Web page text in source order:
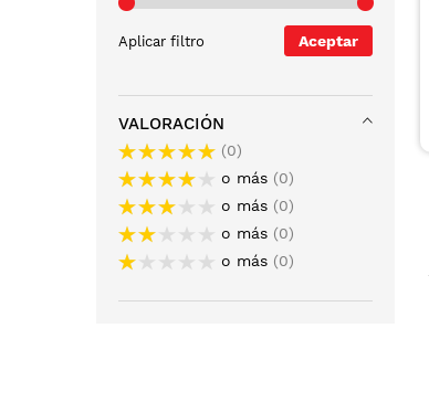
Aplicar filtro Aceptar
VALORACIÓN
0
o más
0
o más
0
o más
0
o más
0